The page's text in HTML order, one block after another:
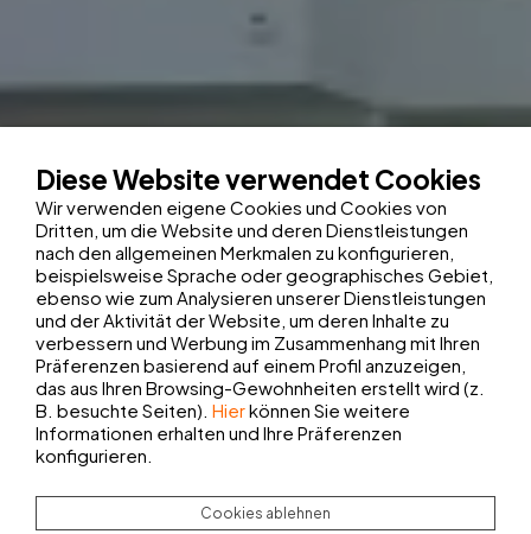
Diese Website verwendet Cookies
Wir verwenden eigene Cookies und Cookies von
Dritten, um die Website und deren Dienstleistungen
nach den allgemeinen Merkmalen zu konfigurieren,
beispielsweise Sprache oder geographisches Gebiet,
ebenso wie zum Analysieren unserer Dienstleistungen
und der Aktivität der Website, um deren Inhalte zu
verbessern und Werbung im Zusammenhang mit Ihren
Präferenzen basierend auf einem Profil anzuzeigen,
das aus Ihren Browsing-Gewohnheiten erstellt wird (z.
B. besuchte Seiten). Hierkönnen Sie weitere
Informationen erhalten und Ihre Präferenzen
konfigurieren.
Cookies ablehnen